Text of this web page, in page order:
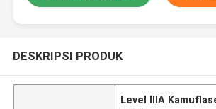
DESKRIPSI PRODUK
Level IIIA